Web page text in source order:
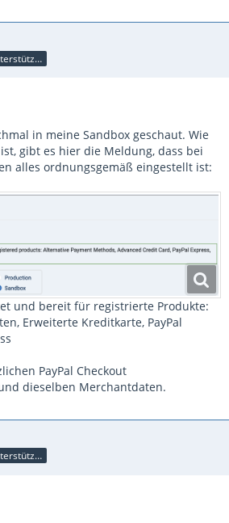
Profi und VM Unterstützer
in meine Sandbox geschaut. Wie
gibt es hier die Meldung, dass bei
alles ordnungsgemäß eingestellt ist:
und bereit für registrierte Produkte:
Erweiterte Kreditkarte, PayPal
PayPal Checkout
dieselben Merchantdaten.
Profi und VM Unterstützer